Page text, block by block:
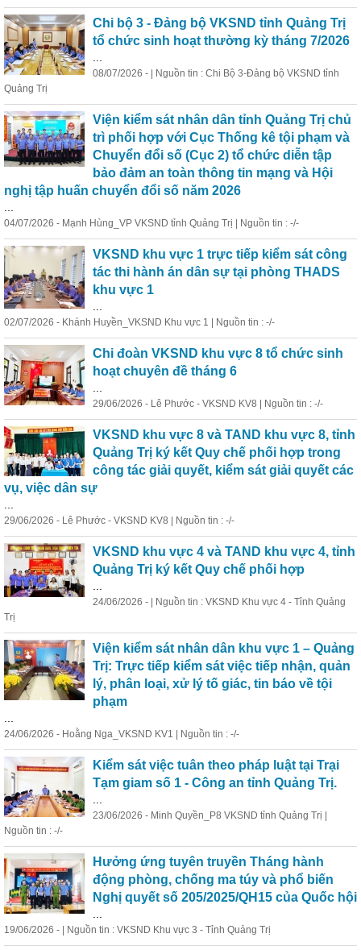
Chi bộ 3 - Đảng bộ VKSND tỉnh Quảng Trị
tổ chức sinh hoạt thường kỳ tháng 7/2026
08/07/2026 - | Nguồn tin : Chi Bộ 3-Đảng bộ VKSND tỉnh
Quảng Trị
Viện kiểm sát nhân dân tỉnh Quảng Trị chủ
trì phối hợp với Cục Thống kê tội phạm và
Chuyển đổi số (Cục 2) tổ chức diễn tập
bảo đảm an toàn thông tin mạng và Hội
nghị tập huấn chuyển đổi số năm 2026
04/07/2026 - Mạnh Hùng_VP VKSND tỉnh Quảng Trị | Nguồn tin : -/-
VKSND khu vực 1 trực tiếp kiểm sát công
tác thi hành án dân sự tại phòng THADS
khu vực 1
02/07/2026 - Khánh Huyền_VKSND Khu vực 1 | Nguồn tin : -/-
Chi đoàn VKSND khu vực 8 tổ chức sinh
hoạt chuyên đề tháng 6
29/06/2026 - Lê Phước - VKSND KV8 | Nguồn tin : -/-
VKSND khu vực 8 và TAND khu vực 8, tỉnh
Quảng Trị ký kết Quy chế phối hợp trong
công tác giải quyết, kiểm sát giải quyết các
vụ, việc dân sự
29/06/2026 - Lê Phước - VKSND KV8 | Nguồn tin : -/-
VKSND khu vực 4 và TAND khu vực 4, tỉnh
Quảng Trị ký kết Quy chế phối hợp
24/06/2026 - | Nguồn tin : VKSND Khu vực 4 - Tỉnh Quảng
Trị
Viện kiểm sát nhân dân khu vực 1 – Quảng
Trị: Trực tiếp kiểm sát việc tiếp nhận, quản
lý, phân loại, xử lý tố giác, tin báo về tội
phạm
24/06/2026 - Hoằng Nga_VKSND KV1 | Nguồn tin : -/-
Kiểm sát việc tuân theo pháp luật tại Trại
Tạm giam số 1 - Công an tỉnh Quảng Trị.
23/06/2026 - Minh Quyền_P8 VKSND tỉnh Quảng Trị |
Nguồn tin : -/-
Hưởng ứng tuyên truyền Tháng hành
động phòng, chống ma túy và phổ biến
Nghị quyết số 205/2025/QH15 của Quốc hội
19/06/2026 - | Nguồn tin : VKSND Khu vực 3 - Tỉnh Quảng Trị